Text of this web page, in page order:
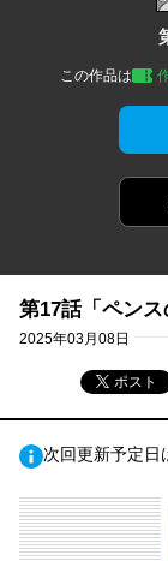
この作品は
第17話「ペン
2025年03月08日
ポスト
次回更新予定日